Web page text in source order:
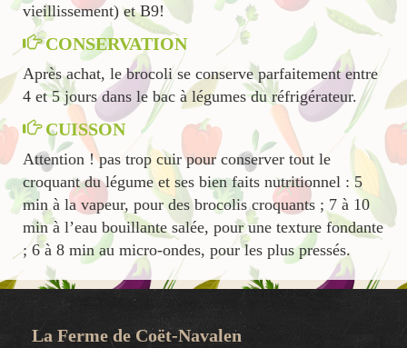
vieillissement) et B9!
CONSERVATION
Après achat, le brocoli se conserve parfaitement entre
4 et 5 jours dans le bac à légumes du réfrigérateur.
CUISSON
Attention ! pas trop cuir pour conserver tout le
croquant du légume et ses bien faits nutritionnel : 5
min à la vapeur, pour des brocolis croquants ; 7 à 10
min à l’eau bouillante salée, pour une texture fondante
; 6 à 8 min au micro-ondes, pour les plus pressés.
La Ferme de Coët-Navalen